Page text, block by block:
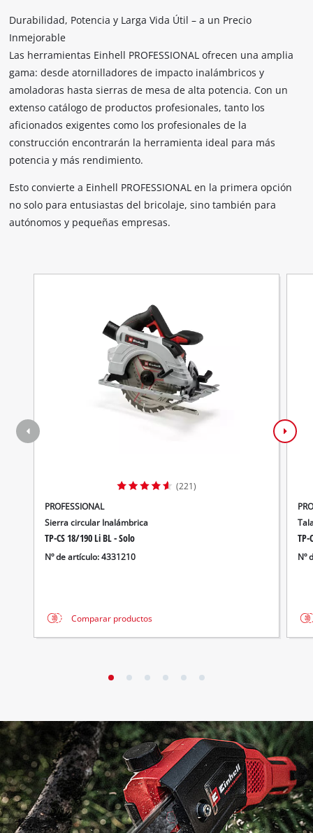
Durabilidad, Potencia y Larga Vida Útil – a un Precio
Inmejorable
Las herramientas Einhell PROFESSIONAL ofrecen una amplia
gama: desde atornilladores de impacto inalámbricos y
amoladoras hasta sierras de mesa de alta potencia. Con un
extenso catálogo de productos profesionales, tanto los
aficionados exigentes como los profesionales de la
construcción encontrarán la herramienta ideal para más
potencia y más rendimiento.
Esto convierte a Einhell PROFESSIONAL en la primera opción
no solo para entusiastas del bricolaje, sino también para
autónomos y pequeñas empresas.
(221)
PROFESSIONAL
Sierra circular Inalámbrica
TP-CS 18/190 Li BL - Solo
Nº de artículo: 4331210
Comparar productos
TP-
Nº